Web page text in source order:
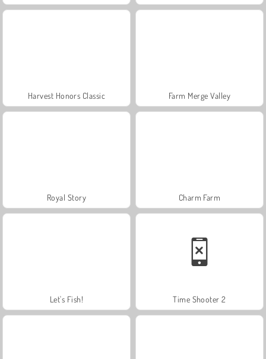
Harvest Honors Classic Farm Merge Valley
Royal Story Charm Farm
Let's Fish! Time Shooter 2